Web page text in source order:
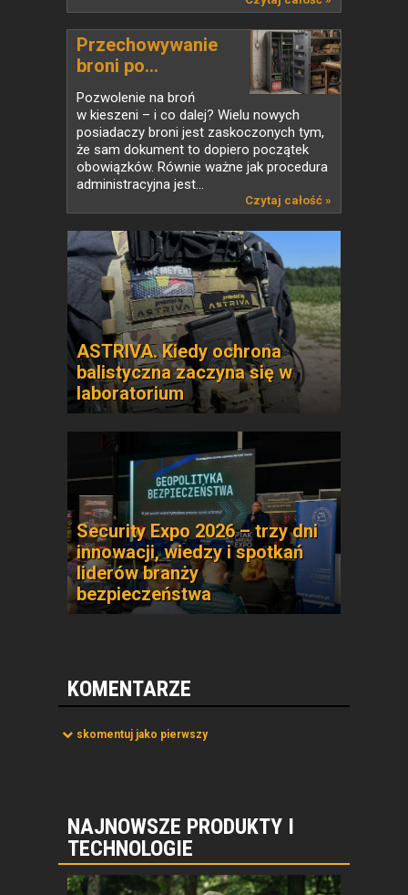
Przechowywanie
broni po...
Pozwolenie na broń
w kieszeni – i co dalej? Wielu nowych
posiadaczy broni jest zaskoczonych tym,
że sam dokument to dopiero początek
obowiązków. Równie ważne jak procedura
administracyjna jest...
Czytaj całość »
ASTRIVA. Kiedy ochrona
balistyczna zaczyna się w
laboratorium
Security Expo 2026 – trzy dni
innowacji, wiedzy i spotkań
liderów branży
bezpieczeństwa
KOMENTARZE
skomentuj jako pierwszy
NAJNOWSZE PRODUKTY I
TECHNOLOGIE